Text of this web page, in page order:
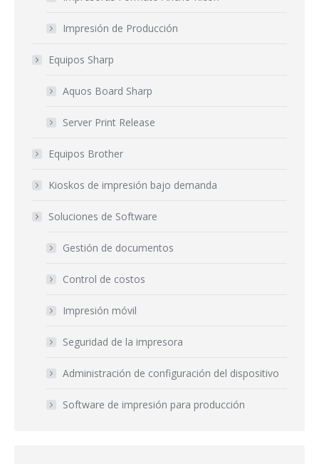
Impresión de Producción
Equipos Sharp
Aquos Board Sharp
Server Print Release
Equipos Brother
Kioskos de impresión bajo demanda
Soluciones de Software
Gestión de documentos
Control de costos
Impresión móvil
Seguridad de la impresora
Administración de configuración del dispositivo
Software de impresión para producción